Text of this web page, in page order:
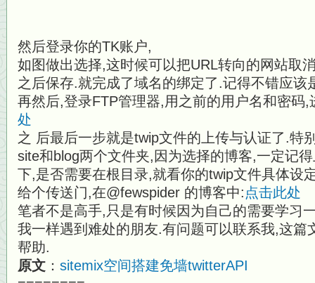
然后登录你的TK账户,
如图做出选择,这时候可以把URL转向的网站取
之后保存.就完成了域名的绑定了.记得不错应该
再然后,登录FTP管理器,用之前的用户名和密码,
处
之 后最后一步就是twip文件的上传与认证了.特
site和blog两个文件夹,因为选择的博客,一定记
下,是否需要在根目录,就看你的twip文件具体设
给个传送门,在@fewspider 的博客中: 点击此处
笔者不是高手,只是有时候因为自己的需要学习
我一样遇到难处的朋友.有问题可以联系我,这篇
帮助.
原文 ： sitemix空间搭建免墙twitterAPI